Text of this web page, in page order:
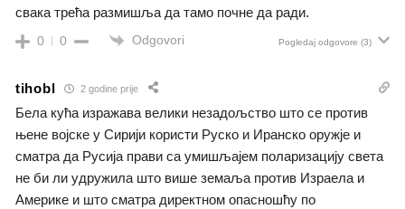
свака трећа размишља да тамо почне да ради.
0 0 Odgovori Pogledaj odgovore (3)
tihobl 2 godine prije
Бела кућа изражава велики незадољство што се против
њене војске у Сирији користи Руско и Иранско оружје и
сматра да Русија прави са умишљајем поларизацију света
не би ли удружила што више земаља против Израела и
Америке и што сматра директном опасношћу по